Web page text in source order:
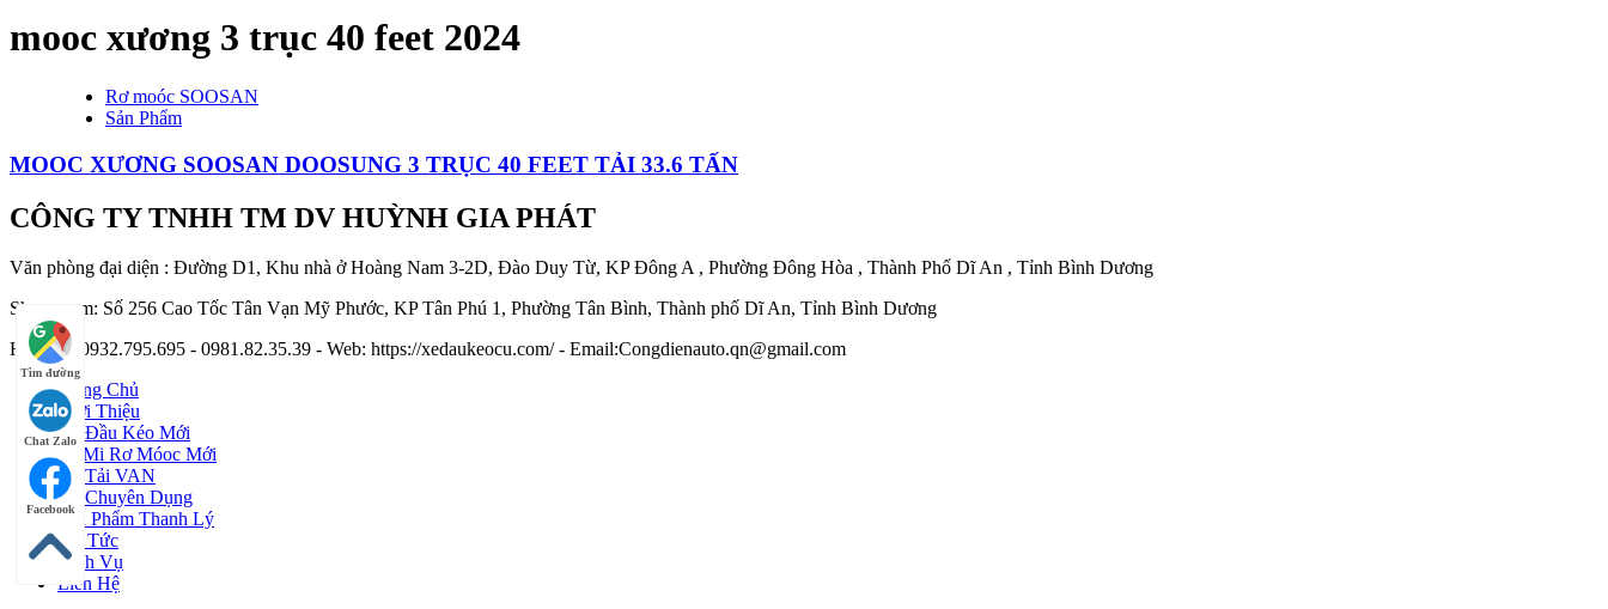
mooc xương 3 trục 40 feet 2024
Rơ moóc SOOSAN
Sản Phẩm
MOOC XƯƠNG SOOSAN DOOSUNG 3 TRỤC 40 FEET TẢI 33.6 TẤN
CÔNG TY TNHH TM DV HUỲNH GIA PHÁT
Văn phòng đại diện : Đường D1, Khu nhà ở Hoàng Nam 3-2D, Đào Duy Từ, KP Đông A , Phường Đông Hòa , Thành Phố Dĩ An , Tỉnh Bình Dương
Showroom: Số 256 Cao Tốc Tân Vạn Mỹ Phước, KP Tân Phú 1, Phường Tân Bình, Thành phố Dĩ An, Tỉnh Bình Dương
Hotline : 0932.795.695 - 0981.82.35.39 - Web: https://xedaukeocu.com/ - Email:Congdienauto.qn@gmail.com
Tìm đường
Chat Zalo
Facebook
Trang Chủ
Giới Thiệu
Xe Đầu Kéo Mới
Sơ Mi Rơ Móoc Mới
Xe Tải VAN
Xe Chuyên Dụng
Sản Phẩm Thanh Lý
Tin Tức
Dịch Vụ
Liên Hệ